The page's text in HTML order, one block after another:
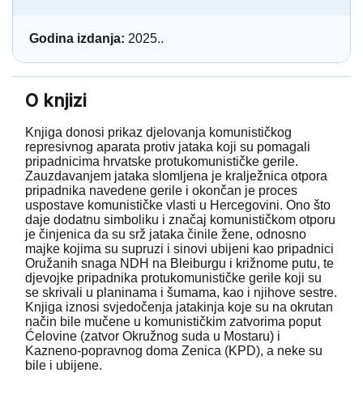
Godina izdanja: 2025..
O knjizi
Knjiga donosi prikaz djelovanja komunističkog
represivnog aparata protiv jataka koji su pomagali
pripadnicima hrvatske protukomunističke gerile.
Zauzdavanjem jataka slomljena je kralježnica otpora
pripadnika navedene gerile i okončan je proces
uspostave komunističke vlasti u Hercegovini. Ono što
daje dodatnu simboliku i značaj komunističkom otporu
je činjenica da su srž jataka činile žene, odnosno
majke kojima su supruzi i sinovi ubijeni kao pripadnici
Oružanih snaga NDH na Bleiburgu i križnome putu, te
djevojke pripadnika protukomunističke gerile koji su
se skrivali u planinama i šumama, kao i njihove sestre.
Knjiga iznosi svjedočenja jatakinja koje su na okrutan
način bile mučene u komunističkim zatvorima poput
Ćelovine (zatvor Okružnog suda u Mostaru) i
Kazneno-popravnog doma Zenica (KPD), a neke su
bile i ubijene.